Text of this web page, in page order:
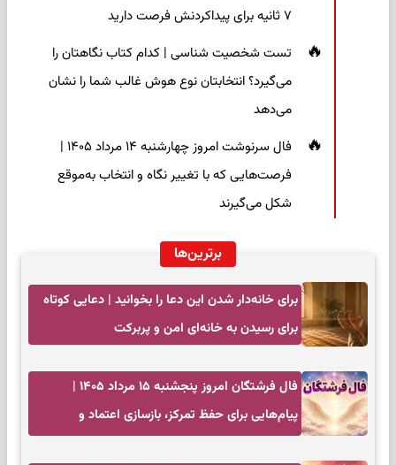
۷ ثانیه برای پیداکردنش فرصت دارید
تست شخصیت شناسی | کدام کتاب نگاهتان را
می‌گیرد؟ انتخابتان نوع هوش غالب شما را نشان
می‌دهد
فال سرنوشت امروز چهارشنبه ۱۴ مرداد ۱۴۰۵ |
فرصت‌هایی که با تغییر نگاه و انتخاب به‌موقع
شکل می‌گیرند
برترین‌ها
برای خانه‌دار شدن این دعا را بخوانید | دعایی کوتاه
برای رسیدن به خانه‌ای امن و پربرکت
فال فرشتگان امروز پنجشنبه ۱۵ مرداد ۱۴۰۵ |
پیام‌هایی برای حفظ تمرکز، بازسازی اعتماد و